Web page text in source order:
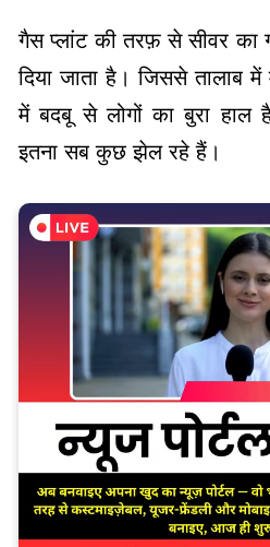
गैस प्लांट की तरफ़ से सीवर का
दिया जाता है। जिससे तालाब
में बदबू से लोगों का बुरा हाल
इतना सब कुछ झेल रहे हैं।